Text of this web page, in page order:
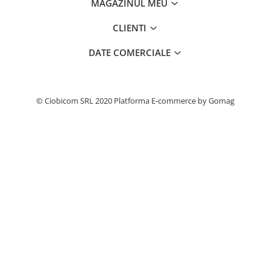
MAGAZINUL MEU
CLIENTI
DATE COMERCIALE
© Ciobicom SRL 2020 Platforma E-commerce by Gomag